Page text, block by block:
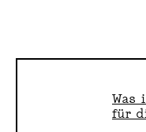
Was
für